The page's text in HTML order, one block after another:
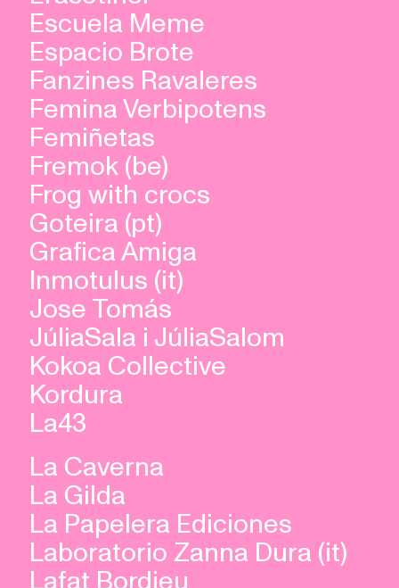
Escuela Meme
Espacio Brote
Fanzines Ravaleres
Femina Verbipotens
Femiñetas
Fremok (be)
Frog with crocs
Goteira (pt)
Grafica Amiga
Inmotulus (it)
Jose Tomás
JúliaSala i JúliaSalom
Kokoa Collective
Kordura
La43
La Caverna
La Gilda
La Papelera Ediciones
Laboratorio Zanna Dura (it)